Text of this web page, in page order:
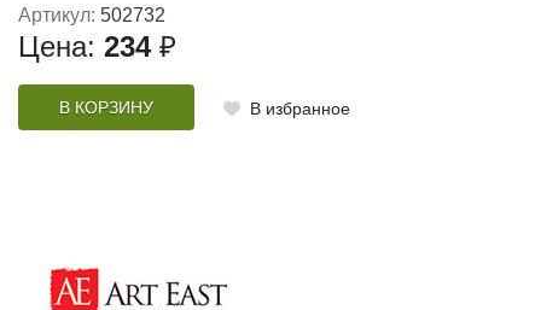
Артикул: 502732
Цена: 234 ₽
В КОРЗИНУ В избранное